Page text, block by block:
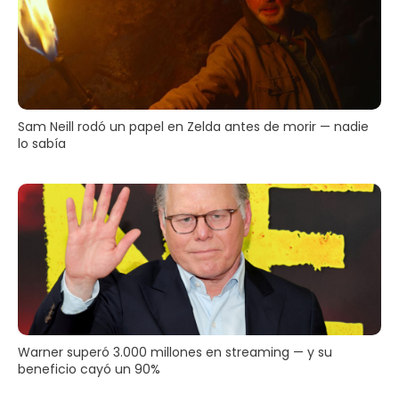
Sam Neill rodó un papel en Zelda antes de morir — nadie
lo sabía
Warner superó 3.000 millones en streaming — y su
beneficio cayó un 90%